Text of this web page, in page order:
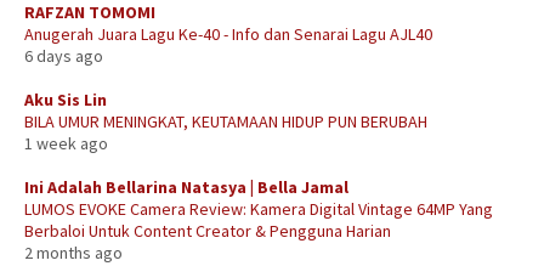
RAFZAN TOMOMI
Anugerah Juara Lagu Ke-40 - Info dan Senarai Lagu AJL40
6 days ago
Aku Sis Lin
BILA UMUR MENINGKAT, KEUTAMAAN HIDUP PUN BERUBAH
1 week ago
Ini Adalah Bellarina Natasya | Bella Jamal
LUMOS EVOKE Camera Review: Kamera Digital Vintage 64MP Yang
Berbaloi Untuk Content Creator & Pengguna Harian
2 months ago